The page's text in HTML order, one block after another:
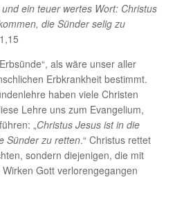
ein teuer wertes Wort: Christus
die Sünder selig zu
als wäre unser aller
Erbkrankheit bestimmt.
haben viele Christen
Lehre uns zum Evangelium,
„Christus Jesus ist in die
Sünder zu retten.“ Christus rettet
sondern diejenigen, die mit
Gott verlorengegangen